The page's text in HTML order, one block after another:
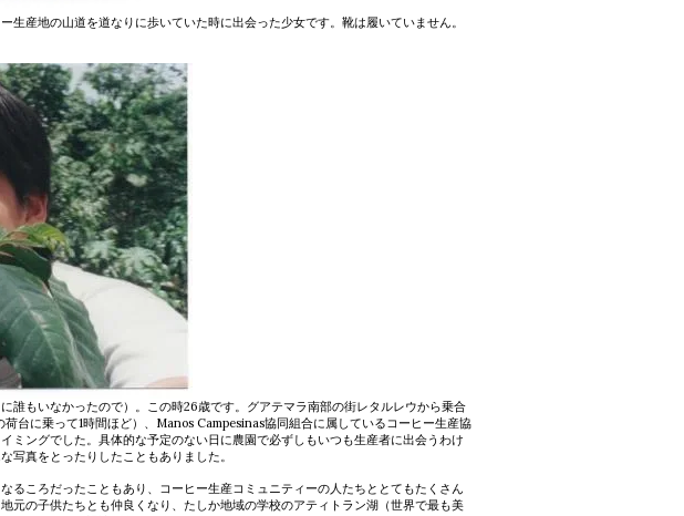
生産地の山道を道なりに歩いていた時に出会った少女です。靴は履いていません。
誰もいなかったので）。この時26歳です。グアテマラ南部の街レタルレウから乗合
台に乗って1時間ほど）、Manos Campesinas協同組合に属しているコーヒー生産協
ミングでした。具体的な予定のない日に農園で必ずしもいつも生産者に出会うわけ
写真をとったりしたこともありました。
るころだったこともあり、コーヒー生産コミュニティーの人たちととてもたくさん
元の子供たちとも仲良くなり、たしか地域の学校のアティトラン湖（世界で最も美